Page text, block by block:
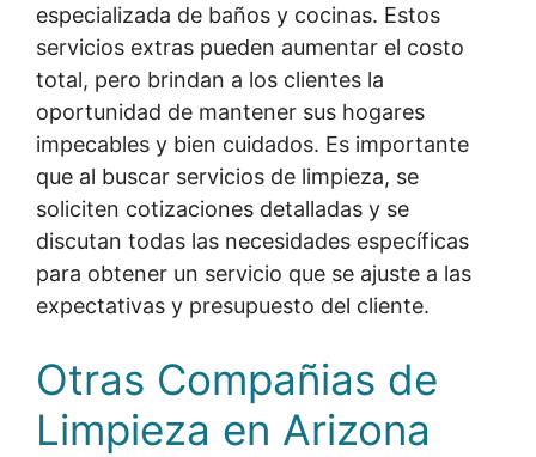
especializada de baños y cocinas. Estos
servicios extras pueden aumentar el costo
total, pero brindan a los clientes la
oportunidad de mantener sus hogares
impecables y bien cuidados. Es importante
que al buscar servicios de limpieza, se
soliciten cotizaciones detalladas y se
discutan todas las necesidades específicas
para obtener un servicio que se ajuste a las
expectativas y presupuesto del cliente.
Otras Compañias de
Limpieza en Arizona